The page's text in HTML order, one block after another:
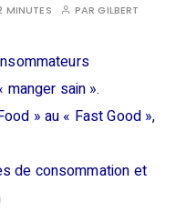
MINUTES PARGILBERT
sain ».
» au « Fast Good »,
de consommation et